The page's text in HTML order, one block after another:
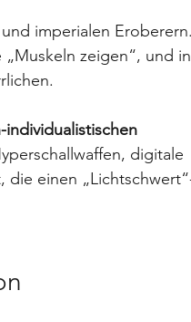
imperialen
zeigen“, und in
individualistischen
digitale
die einen